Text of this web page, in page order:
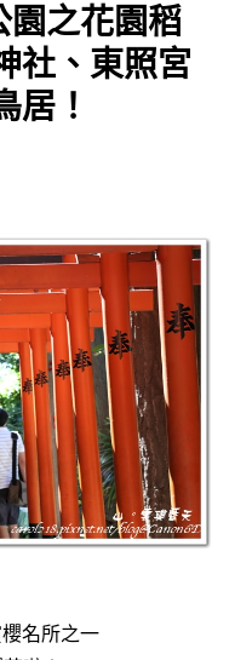
野
物
園、
不
可
動
物
麵
包〉
中
之花園稻
社、東照宮
居！
名所之一